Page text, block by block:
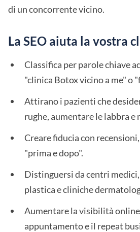
di un concorrente vicino.
La SEO aiuta la vostra
Classifica per parole chiave
"clinica Botox vicino a me" o
Attirano i pazienti che
rughe, aumentare le labbra e
Creare fiducia con
"prima e dopo".
Distinguersi da centri
plastica e cliniche
Aumentare la visibilità
appuntamento e il repeat